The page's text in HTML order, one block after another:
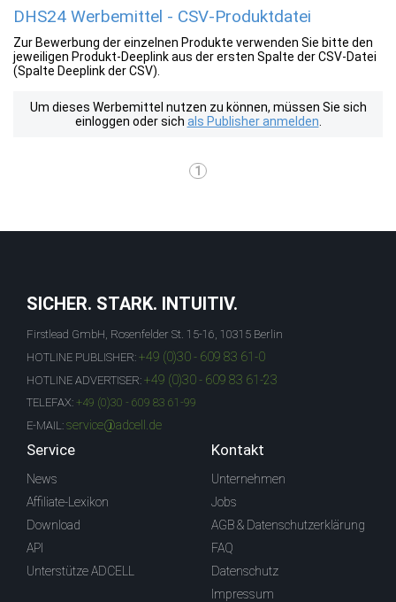
DHS24 Werbemittel - CSV-Produktdatei
Zur Bewerbung der einzelnen Produkte verwenden Sie bitte den
jeweiligen Produkt-Deeplink aus der ersten Spalte der CSV-Datei
(Spalte Deeplink der CSV).
Um dieses Werbemittel nutzen zu können, müssen Sie sich
einloggen oder sich als Publisher anmelden
1
SICHER. STARK. INTUITIV.
Firstlead GmbH, Rosenfelder St. 15-16, 10315 Berlin
HOTLINE PUBLISHER: +49 (0)30 - 609 83 61-0
HOTLINE ADVERTISER: +49 (0)30 - 609 83 61-23
TELEFAX: +49 (0)30 - 609 83 61-99
E-MAIL: service@adcell.de
Service
News
Affiliate-Lexikon
Download
API
Unterstütze ADCELL
Kontakt
Unternehmen
Jobs
AGB & Datenschutzerklärung
FAQ
Datenschutz
Impressum